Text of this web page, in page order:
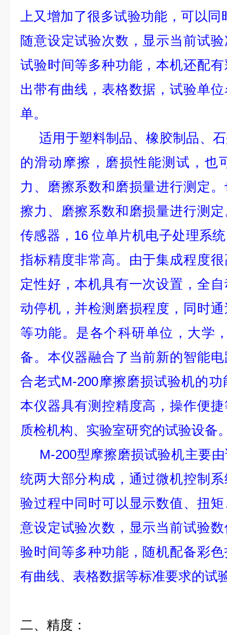
上又增加了很多试验功能，可以
随意设定试验次数，显示当前试
试验时间等多种功能，本机还配
出带有曲线，表格数据，试验单
单。
适用于塑料制品、橡胶制品、
的滑动摩擦，磨损性能测试，也
力、磨擦系数和磨损量进行测定
擦力、磨擦系数和磨损量进行测
传感器，16 位单片机电子处理系
指标精度非常高。由于集成程度
定性好，本机具有一次设置，全
动停机，并检测磨损程度，同时
等功能。是各个科研单位，大学
备。本仪器融合了当前新的智能
合老式M-200摩擦磨损试验机的
本仪器具有测控精度高，操作便
质检机构、实验室研究的试验设备
M-200型摩擦磨损试验机主要
统两大部分构成，通过微机控制
验过程中同时可以显示数值、扭
意设定试验次数，显示当前试验
验时间等多种功能，随机配备彩
有曲线、表格数据等标准要求的试
二、精度：